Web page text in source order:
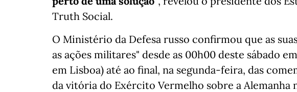
Truth Social.
O Ministério da Defesa russo confirmou que as
as ações militares" desde as 00h00 deste sábado
em Lisboa) até ao final, na segunda-feira, das
da vitória do Exército Vermelho sobre a Alemanha